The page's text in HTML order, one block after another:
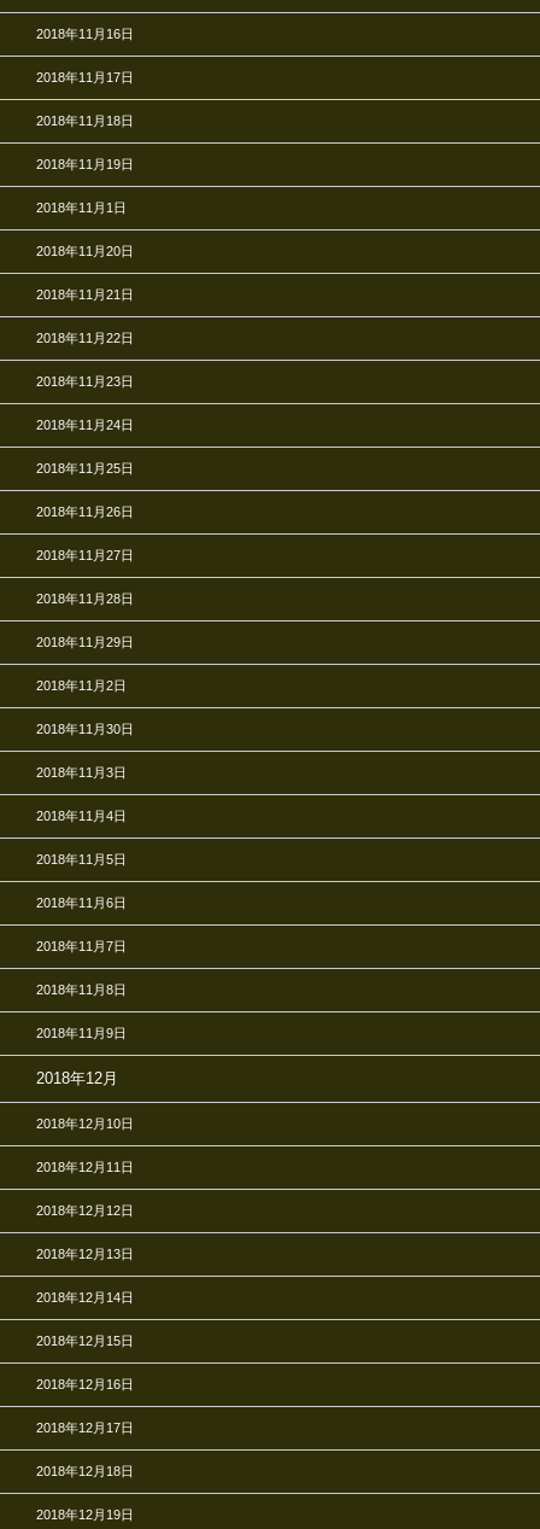
2018年11月16日
2018年11月17日
2018年11月18日
2018年11月19日
2018年11月1日
2018年11月20日
2018年11月21日
2018年11月22日
2018年11月23日
2018年11月24日
2018年11月25日
2018年11月26日
2018年11月27日
2018年11月28日
2018年11月29日
2018年11月2日
2018年11月30日
2018年11月3日
2018年11月4日
2018年11月5日
2018年11月6日
2018年11月7日
2018年11月8日
2018年11月9日
2018年12月
2018年12月10日
2018年12月11日
2018年12月12日
2018年12月13日
2018年12月14日
2018年12月15日
2018年12月16日
2018年12月17日
2018年12月18日
2018年12月19日